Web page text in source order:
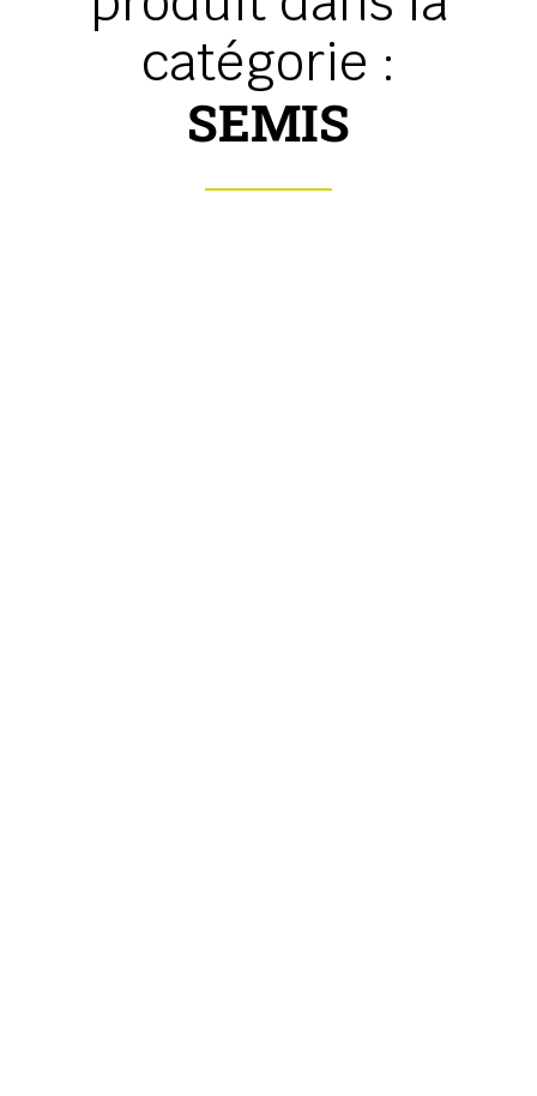
catégorie :
SEMIS